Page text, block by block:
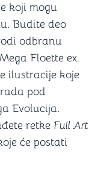
koji mogu
Budite deo
odbranu
Floette ex.
ilustracije koje
pod
Evolucija.
retke Full Art
će postati